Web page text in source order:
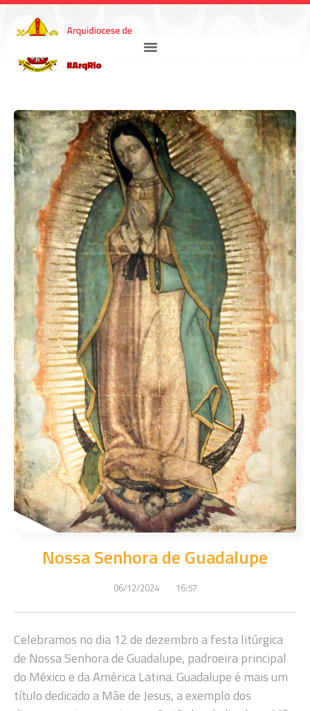
Nossa Senhora de Guadalupe
06/12/2024 16:57
Celebramos no dia 12 de dezembro a festa litúrgica
de Nossa Senhora de Guadalupe, padroeira principal
do México e da América Latina. Guadalupe é mais um
título dedicado a Mãe de Jesus, a exemplo dos